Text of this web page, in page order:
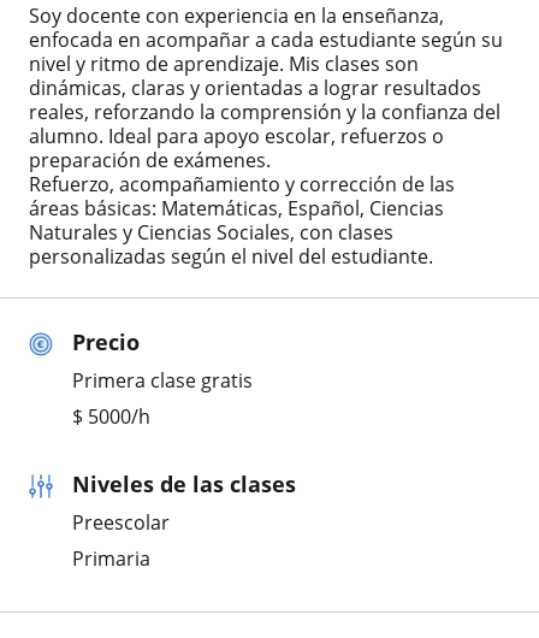
Precio
Primera clase gratis
$ 5000/h
Niveles de las clases
Preescolar
Primaria
Soy docente con experiencia en la enseñanza,
enfocada en acompañar a cada estudiante según su
nivel y ritmo de aprendizaje. Mis clases son
dinámicas, claras y orientadas a lograr resultados
reales, reforzando la comprensión y la confianza del
alumno. Ideal para apoyo escolar, refuerzos o
preparación de exámenes.
Refuerzo, acompañamiento y corrección de las
áreas básicas: Matemáticas, Español, Ciencias
Naturales y Ciencias Sociales, con clases
personalizadas según el nivel del estudiante.